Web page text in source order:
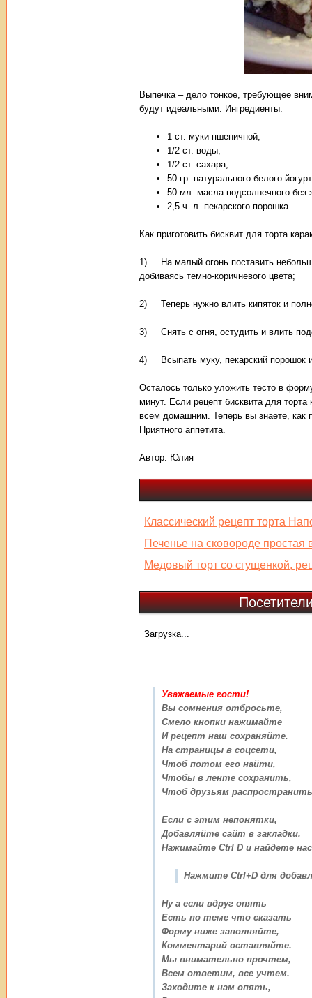
Выпечка – дело тонкое, требующее
будут идеальными. Ингредиенты:
1 ст. муки пшеничной;
1/2 ст. воды;
1/2 ст. сахара;
50 гр. натурального белого
50 мл. масла подсолнечного без
2,5 ч. л. пекарского порошка.
Как приготовить бисквит для торта
1) На малый огонь поставить
добиваясь темно-коричневого цвета;
2) Теперь нужно влить кипяток и
3) Снять с огня, остудить и влить
4) Всыпать муку, пекарский порошок
Осталось только уложить тесто в
минут. Если рецепт бисквита для
всем домашним. Теперь вы знаете, как
Приятного аппетита.
Автор: Юлия
Классический рецепт торта
Печенье на сковороде
Медовый торт со сгущенкой,
Загрузка...
Уважаемые гости!
Вы сомнения отбросьте,
Смело кнопки нажимайте
И рецепт наш сохраняйте.
На страницы в соцсети,
Чтоб потом его найти,
Чтобы в ленте сохранить,
Чтоб друзьям
Если с этим непонятки,
Добавляйте сайт в закладки.
Нажимайте Ctrl D и найдете
Нажмите Ctrl+D для
Ну а если вдруг опять
Есть по теме что сказать
Форму ниже заполняйте,
Комментарий оставляйте.
Мы внимательно прочтем,
Всем ответим, все учтем.
Заходите к нам опять,